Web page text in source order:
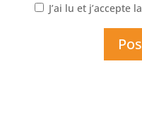
J’ai lu et j’accepte la